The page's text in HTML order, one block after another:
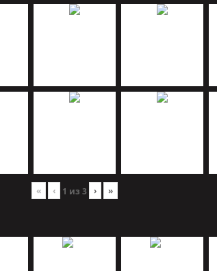
« ‹ 1 из 3 › »